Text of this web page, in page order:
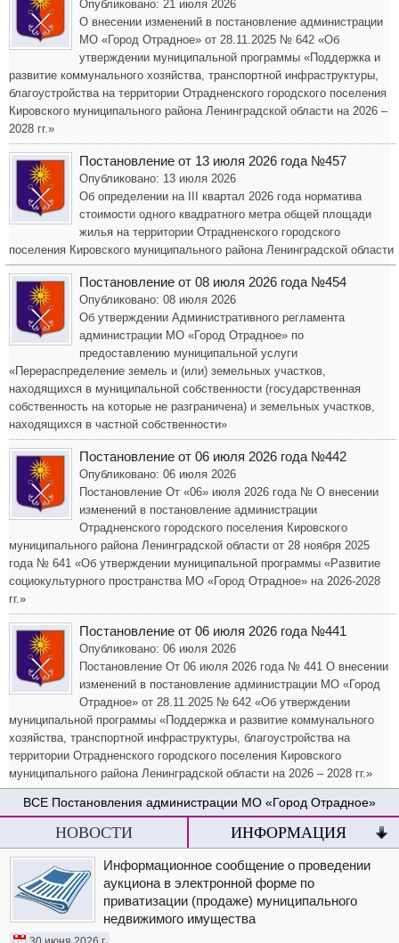
Опубликовано: 21 июля 2026
О внесении изменений в постановление администрации
МО «Город Отрадное» от 28.11.2025 № 642 «Об
утверждении муниципальной программы «Поддержка и
развитие коммунального хозяйства, транспортной инфраструктуры,
благоустройства на территории Отрадненского городского поселения
Кировского муниципального района Ленинградской области на 2026 –
2028 гг.»
Постановление от 13 июля 2026 года №457
Опубликовано: 13 июля 2026
Об определении на III квартал 2026 года норматива
стоимости одного квадратного метра общей площади
жилья на территории Отрадненского городского
поселения Кировского муниципального района Ленинградской области
Постановление от 08 июля 2026 года №454
Опубликовано: 08 июля 2026
Об утверждении Административного регламента
администрации МО «Город Отрадное» по
предоставлению муниципальной услуги
«Перераспределение земель и (или) земельных участков,
находящихся в муниципальной собственности (государственная
собственность на которые не разграничена) и земельных участков,
находящихся в частной собственности»
Постановление от 06 июля 2026 года №442
Опубликовано: 06 июля 2026
Постановление От «06» июля 2026 года № О внесении
изменений в постановление администрации
Отрадненского городского поселения Кировского
муниципального района Ленинградской области от 28 ноября 2025
года № 641 «Об утверждении муниципальной программы «Развитие
социокультурного пространства МО «Город Отрадное» на 2026-2028
гг.»
Постановление от 06 июля 2026 года №441
Опубликовано: 06 июля 2026
Постановление От 06 июля 2026 года № 441 О внесении
изменений в постановление администрации МО «Город
Отрадное» от 28.11.2025 № 642 «Об утверждении
муниципальной программы «Поддержка и развитие коммунального
хозяйства, транспортной инфраструктуры, благоустройства на
территории Отрадненского городского поселения Кировского
муниципального района Ленинградской области на 2026 – 2028 гг.»
Постановления администрации МО «Город Отрадное»
НОВОСТИ ИНФОРМАЦИЯ
Информационное сообщение о проведении
аукциона в электронной форме по
приватизации (продаже) муниципального
недвижимого имущества